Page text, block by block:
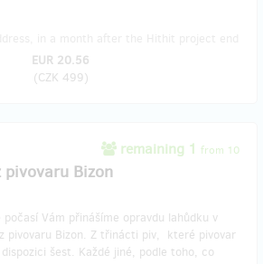
EUR 20.56
(CZK 499)
remaining 1 from 10
pivovaru Bizon
Vám přinášíme opravdu lahůdku v
pivovaru Bizon. Z třinácti piv, které pivovar
šest. Každé jiné, podle toho, co